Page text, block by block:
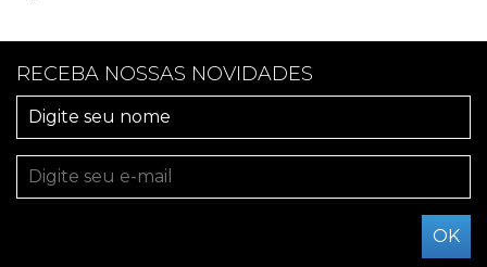
RECEBA NOSSAS NOVIDADES